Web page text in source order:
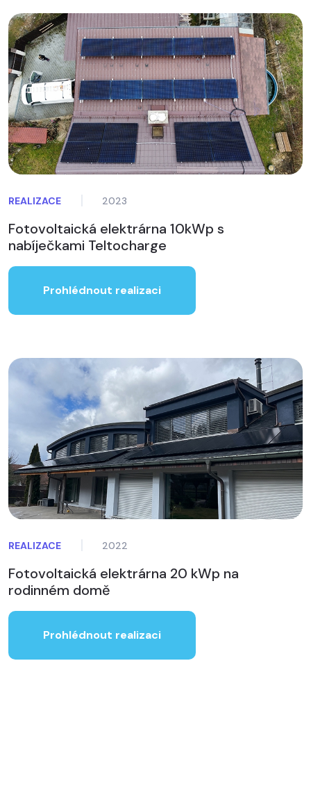
REALIZACE 2023
Fotovoltaická elektrárna 10kWp s
nabíječkami Teltocharge
Prohlédnout realizaci
REALIZACE 2022
Fotovoltaická elektrárna 20 kWp na
rodinném domě
Prohlédnout realizaci